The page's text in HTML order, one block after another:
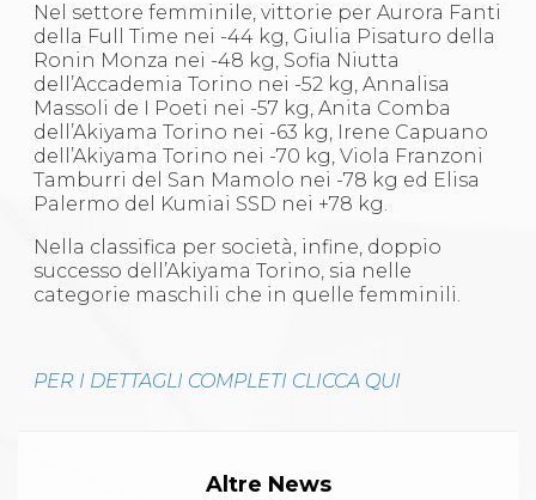
Nel settore femminile, vittorie per Aurora Fanti
della Full Time nei -44 kg, Giulia Pisaturo della
Ronin Monza nei -48 kg, Sofia Niutta
dell’Accademia Torino nei -52 kg, Annalisa
Massoli de I Poeti nei -57 kg, Anita Comba
dell’Akiyama Torino nei -63 kg, Irene Capuano
dell’Akiyama Torino nei -70 kg, Viola Franzoni
Tamburri del San Mamolo nei -78 kg ed Elisa
Palermo del Kumiai SSD nei +78 kg.
Nella classifica per società, infine, doppio
successo dell’Akiyama Torino, sia nelle
categorie maschili che in quelle femminili.
PER I DETTAGLI COMPLETI CLICCA QUI
Altre News